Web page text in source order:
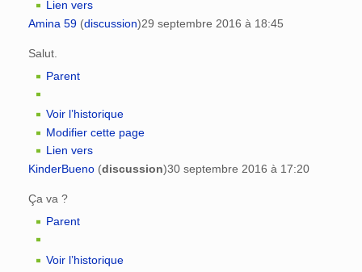
Lien vers
Amina 59 (discussion)29 septembre 2016 à 18:45
Salut.
Parent
Voir l’historique
Modifier cette page
Lien vers
KinderBueno (discussion)30 septembre 2016 à 17:20
Ça va ?
Parent
Voir l’historique